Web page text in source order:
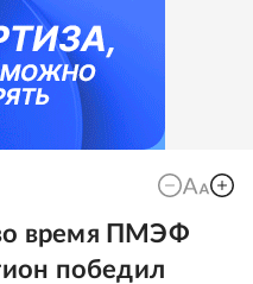
время ПМЭФ
победил